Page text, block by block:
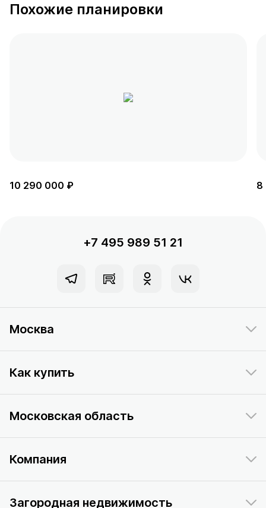
Похожие планировки
10 290 000 ₽ 8
+7 495 989 51 21
Москва
Как купить
Московская область
Компания
Загородная недвижимость